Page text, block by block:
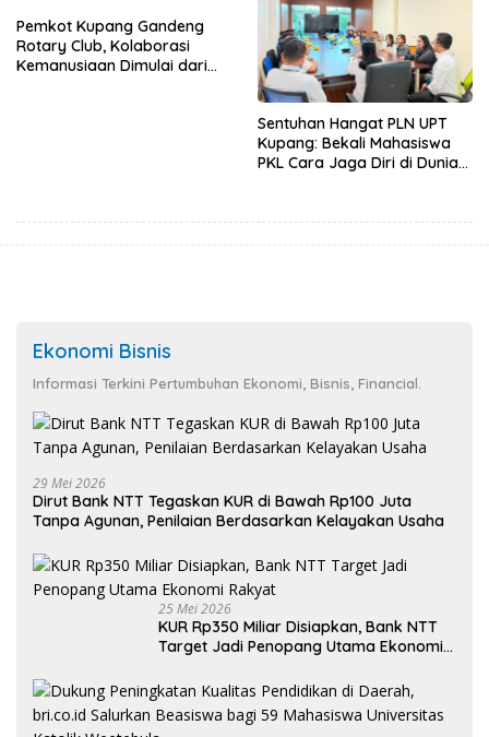
Pemkot Kupang Gandeng
Rotary Club, Kolaborasi
Kemanusiaan Dimulai dari
Sentuhan Hangat PLN UPT
Kupang: Bekali Mahasiswa
PKL Cara Jaga Diri di Dunia
Ekonomi Bisnis
Informasi Terkini Pertumbuhan Ekonomi, Bisnis, Financial.
29 Mei 2026
Dirut Bank NTT Tegaskan KUR di Bawah Rp100 Juta
Tanpa Agunan, Penilaian Berdasarkan Kelayakan Usaha
25 Mei 2026
KUR Rp350 Miliar Disiapkan, Bank NTT
Target Jadi Penopang Utama Ekonomi